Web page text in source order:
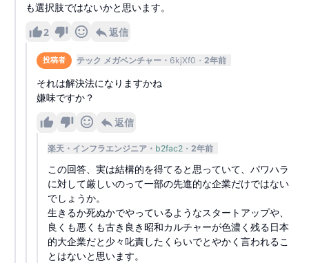
も選択肢ではないかと思います。
2 返信
投稿者 テック メガベンチャー 6kjXf0 2年前
それは解決法になりますかね
嫌味ですか？
返信
楽天 インフラエンジニア b2fac2 2年前
この回答、実は結構的を得てると思っていて、パワハラ
に対して厳しいのって一部の先進的な企業だけではない
でしょうか。
生きるか死ぬかでやっているようなスタートアップや、
良くも悪くも古き良き昭和カルチャーが色濃く残る日本
的大企業だと少々叱責したくらいでとやかく言われるこ
とはないと思います。